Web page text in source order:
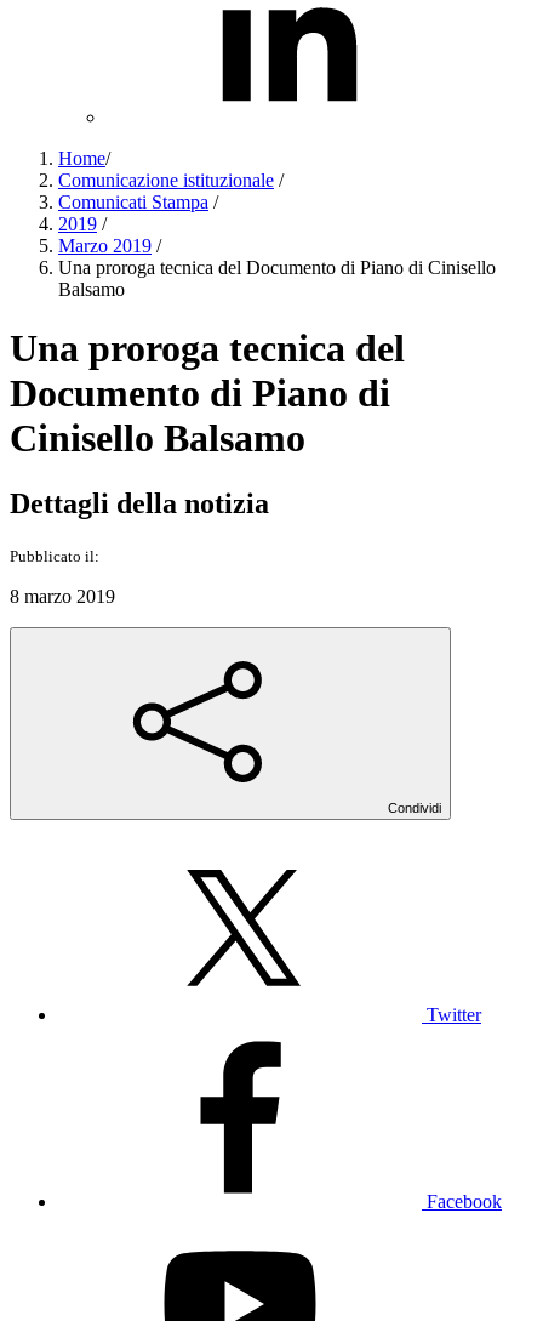
Home/
Comunicazione istituzionale /
Comunicati Stampa /
2019 /
Marzo 2019 /
Una proroga tecnica del Documento di Piano di Cinisello
Balsamo
Una proroga tecnica del
Documento di Piano di
Cinisello Balsamo
Dettagli della notizia
Pubblicato il:
8 marzo 2019
Condividi
Twitter
Facebook